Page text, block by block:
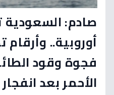
صادم: السعودية
أوروبية..
فجوة وقود
الأحمر بعد